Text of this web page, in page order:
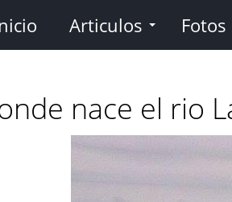
Articulos Fotos
nace el rio